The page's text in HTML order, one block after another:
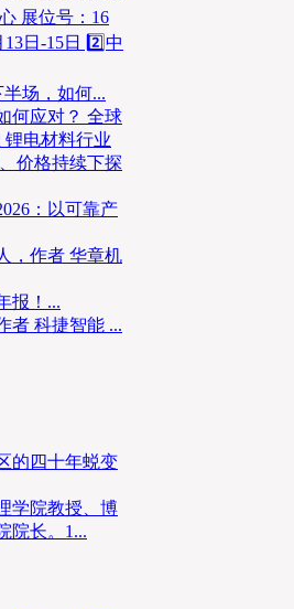
铜锌”专用装备、高密度智慧仓
现一套应对特殊物料、极端环
实操指南
球头部材料企业在
，看自动化如何支撑其出海布
展位号：16
日-15日 2️⃣中
半场，如何...
何应对？ 全球
锂电材料行业
价格持续下探
：以可靠产
，作者 华章机
报！...
者 科捷智能 ...
的四十年蜕变
学院教授、博
院长。1...